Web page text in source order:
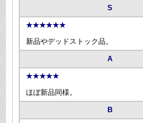
S
★★★★★★
新品やデッドストック品。
A
★★★★★
ほぼ新品同様。
B